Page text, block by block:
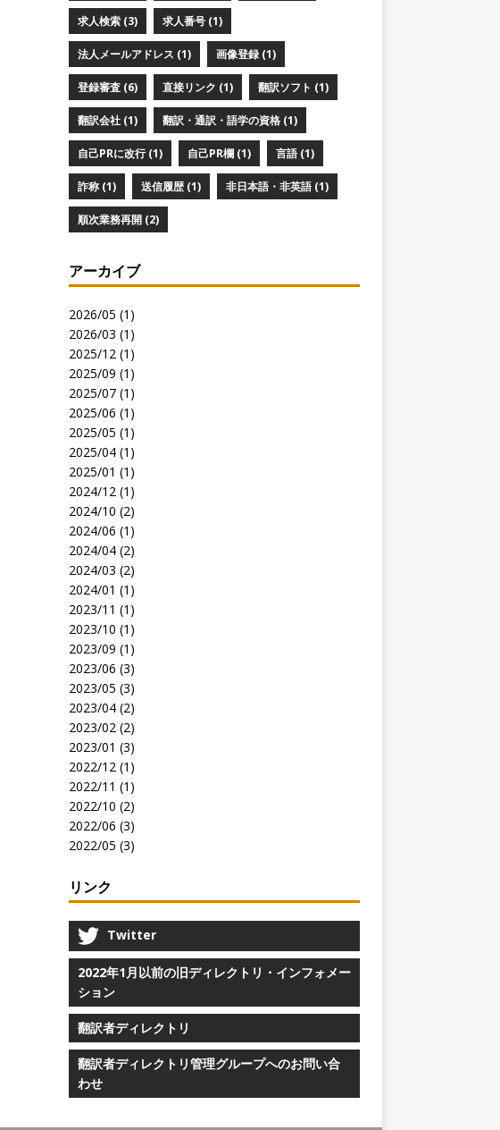
求人検索 (3) 求人番号 (1)
法人メールアドレス (1) 画像登録 (1)
登録審査 (6) 直接リンク (1) 翻訳ソフト (1)
翻訳会社 (1) 翻訳・通訳・語学の資格 (1)
自己PRに改行 (1) 自己PR欄 (1) 言語 (1)
詐称 (1) 送信履歴 (1) 非日本語・非英語 (1)
順次業務再開 (2)
アーカイブ
2026/05 (1)
2026/03 (1)
2025/12 (1)
2025/09 (1)
2025/07 (1)
2025/06 (1)
2025/05 (1)
2025/04 (1)
2025/01 (1)
2024/12 (1)
2024/10 (2)
2024/06 (1)
2024/04 (2)
2024/03 (2)
2024/01 (1)
2023/11 (1)
2023/10 (1)
2023/09 (1)
2023/06 (3)
2023/05 (3)
2023/04 (2)
2023/02 (2)
2023/01 (3)
2022/12 (1)
2022/11 (1)
2022/10 (2)
2022/06 (3)
2022/05 (3)
リンク
Twitter
2022年1月以前の旧ディレクトリ・インフォメー
ション
翻訳者ディレクトリ
翻訳者ディレクトリ管理グループへのお問い合
わせ